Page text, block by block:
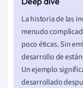
La historia de las
menudo
poco éticas. Sin
desarrollo de
Un ejemplo
desarrollado